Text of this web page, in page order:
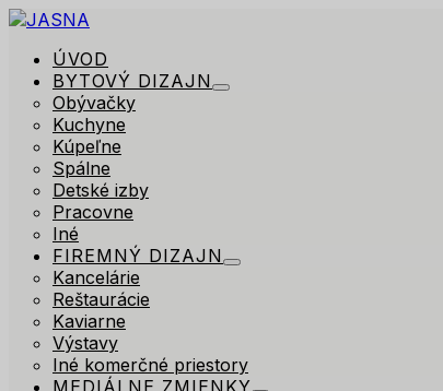
ÚVOD
BYTOVÝ DIZAJN
Obývačky
Kuchyne
Kúpeľne
Spálne
Detské izby
Pracovne
Iné
FIREMNÝ DIZAJN
Kancelárie
Reštaurácie
Kaviarne
Výstavy
Iné komerčné priestory
MEDIÁLNE ZMIENKY